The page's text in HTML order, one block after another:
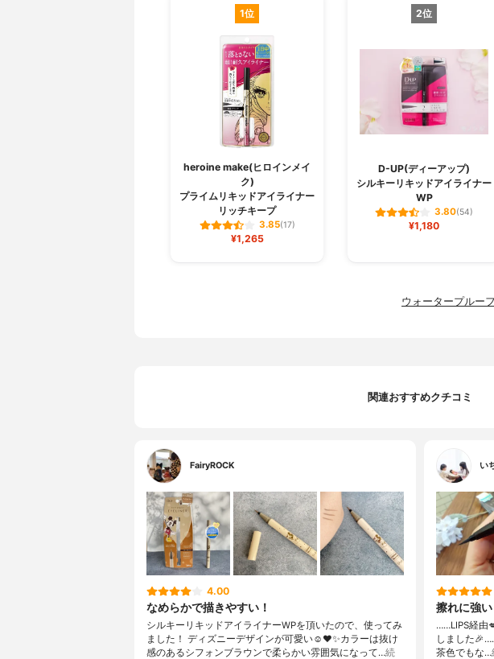
1位
heroine make(ヒロインメイ
ク)
プライムリキッドアイライナー
リッチキープ
3.85(17)
¥1,265
2位
D-UP(ディーアップ)
シルキーリキッドアイライナー
WP
3.80(54)
¥1,180
ウォータープルー
関連おすすめクチコミ
FairyROCK
4.00
なめらかで描きやすい！
シルキーリキッドアイライナーWPを頂いたので、使ってみ
ました！ ディズニーデザインが可愛い☺️❤️✨カラーは抜け
感のあるシフォンブラウンで柔らかい雰囲気になって…続
い
擦れに強い
……⁡⁡LIPS経由
しました
茶色でもな…